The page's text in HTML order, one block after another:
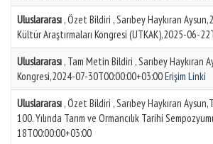
Uluslararası , Özet Bildiri , Sarıbey Haykıran
Kültür Araştırmaları Kongresi (UTKAK),2025-06-
Uluslararası , Tam Metin Bildiri , Sarıbey Haykıran
Kongresi,2024-07-30T00:00:00+03:00Erişim Linki
Uluslararası , Özet Bildiri , Sarıbey Haykıran
100. Yılında Tarım ve Ormancılık Tarihi
18T00:00:00+03:00